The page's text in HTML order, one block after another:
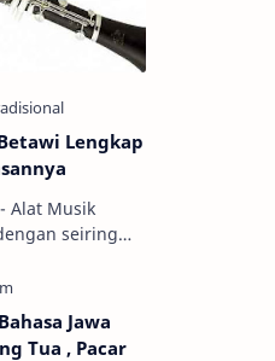
Lengkap
seiring
ke-19.
Jawa
Tua , Pacar